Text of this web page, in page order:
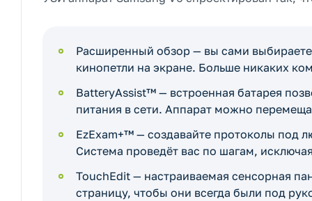
Расширенный обзор — вы сами
кинопетли на экране. Больше никаких
BatteryAssist™ — встроенная батарея
питания в сети. Аппарат можно
EzExam+™ — создавайте протоколы под
Система проведёт вас по шагам,
TouchEdit — настраиваемая сенсорная
страницу, чтобы они всегда были под